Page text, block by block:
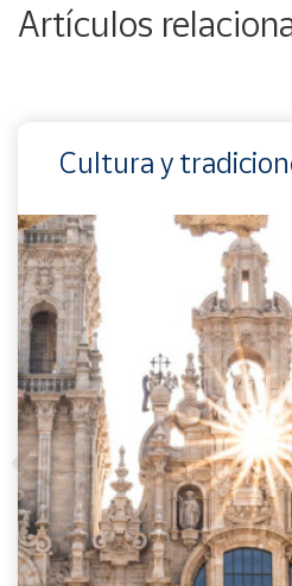
Artículos
Cultura y